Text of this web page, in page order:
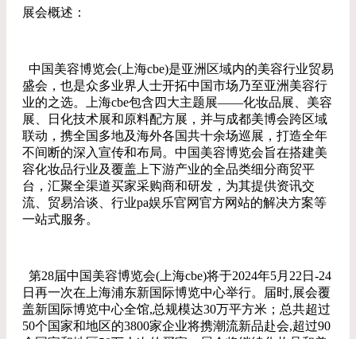
展会概述：
中国美容博览会(上海cbe)是亚洲区域内的美容行业贸易
盛会，也是众多业界人士开拓中国市场乃至亚洲美容行
业的之选。上海cbe包含四大主题展——化妆品展、美容
展、日化技术展和原料配方展，并与成都美博会跨区域
联动，携全国多地及海外各国共十余场巡展，打造全年
不间断的深入宣传和布局。中国美容博览会旨在搭建美
容化妆品行业及覆盖上下游产业的全品类细分商贸平
台，汇聚全渠道买家采购商和研发，为其提供资讯交
流、贸易洽谈、行业pa娱乐官网官方网站的解决方案等
一站式服务。
第28届中国美容博览会(上海cbe)将于2024年5月22日-24
日再一次在上海浦东新国际博览中心举行。届时,展会覆
盖新国际博览中心全馆,总规模达30万平方米；总共超过
50个国家和地区的3800家企业将携潮流新品赴会,超过90